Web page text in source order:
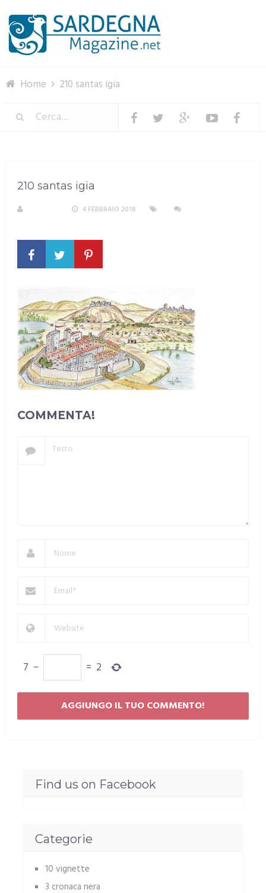
Home 210 santas igia
210 santas igia
4 FEBBRAIO 2018
COMMENTA!
7 − = 2
Find us on Facebook
Categorie
10 vignette
3 cronaca nera